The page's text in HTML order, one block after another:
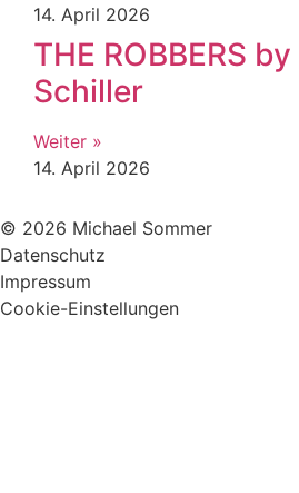
14. April 2026
THE ROBBERS
Schiller
Weiter »
14. April 2026
© 2026 Michael Sommer
Datenschutz
Impressum
Cookie-Einstellungen